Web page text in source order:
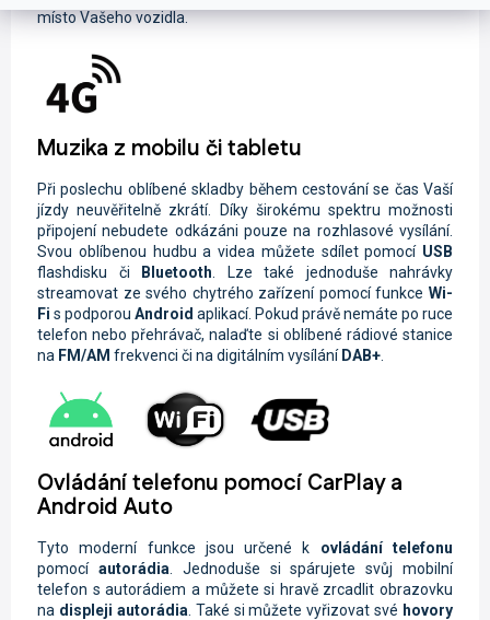
místo Vašeho vozidla.
Muzika z mobilu či tabletu
Při poslechu oblíbené skladby během cestování se čas Vaší
jízdy neuvěřitelně zkrátí. Díky širokému spektru možnosti
připojení nebudete odkázáni pouze na rozhlasové vysílání.
Svou oblíbenou hudbu a videa můžete sdílet pomocí USB
flashdisku či
Bluetooth . Lze také jednoduše nahrávky
streamovat ze svého chytrého zařízení pomocí funkce Wi-
Fi s podporou Android aplikací. Pokud právě nemáte po ruce
telefon nebo přehrávač, nalaďte si oblíbené rádiové stanice
na FM/AM frekvenci či na digitálním vysílání DAB+
Ovládání telefonu pomocí CarPlay a
Android Auto
Tyto moderní funkce jsou určené k ovládání telefonu
pomocíautorádia . Jednoduše si spárujete svůj mobilní
telefon s autorádiem a můžete si hravě zrcadlit obrazovku
na displeji autorádia . Také si můžete vyřizovat své hovory